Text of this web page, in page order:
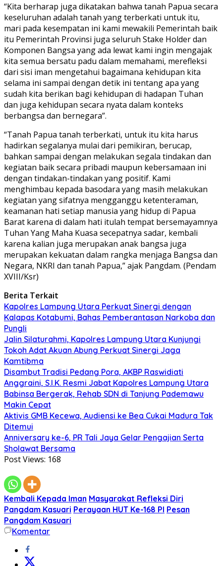
“Kita berharap juga dikatakan bahwa tanah Papua secara
keseluruhan adalah tanah yang terberkati untuk itu,
mari pada kesempatan ini kami mewakili Pemerintah baik
itu Pemerintah Provinsi juga seluruh Stake Holder dan
Komponen Bangsa yang ada lewat kami ingin mengajak
kita semua bersatu padu dalam memahami, merefleksi
dari sisi iman mengetahui bagaimana kehidupan kita
selama ini sampai dengan detik ini tentang apa yang
sudah kita berikan bagi kehidupan di hadapan Tuhan
dan juga kehidupan secara nyata dalam konteks
berbangsa dan bernegara”.
“Tanah Papua tanah terberkati, untuk itu kita harus
hadirkan segalanya mulai dari pemikiran, berucap,
bahkan sampai dengan melakukan segala tindakan dan
kegiatan baik secara pribadi maupun kebersamaan ini
dengan tindakan-tindakan yang positif. Kami
menghimbau kepada basodara yang masih melakukan
kegiatan yang sifatnya mengganggu ketenteraman,
keamanan hati setiap manusia yang hidup di Papua
Barat karena di dalam hati itulah tempat bersemayamnya
Tuhan Yang Maha Kuasa secepatnya sadar, kembali
karena kalian juga merupakan anak bangsa juga
merupakan kekuatan dalam rangka menjaga Bangsa dan
Negara, NKRI dan tanah Papua,” ajak Pangdam. (Pendam
XVIII/Ksr)
Berita Terkait
Kapolres Lampung Utara Perkuat Sinergi dengan
Kalapas Kotabumi, Bahas Pemberantasan Narkoba dan
Pungli
Jalin Silaturahmi, Kapolres Lampung Utara Kunjungi
Tokoh Adat Akuan Abung Perkuat Sinergi Jaga
Kamtibma
Disambut Tradisi Pedang Pora, AKBP Raswidiati
Anggraini, S.I.K. Resmi Jabat Kapolres Lampung Utara
Babinsa Bergerak, Rehab SDN di Tanjung Pademawu
Makin Cepat
Aktivis GMB Kecewa, Audiensi ke Bea Cukai Madura Tak
Ditemui
Anniversary ke-6, PR Tali Jaya Gelar Pengajian Serta
Sholawat Bersama
Post Views: 168
Kembali Kepada Iman Masyarakat Refleksi Diri
Pangdam Kasuari Perayaan HUT Ke-168 PI Pesan
Pangdam Kasuari
Komentar